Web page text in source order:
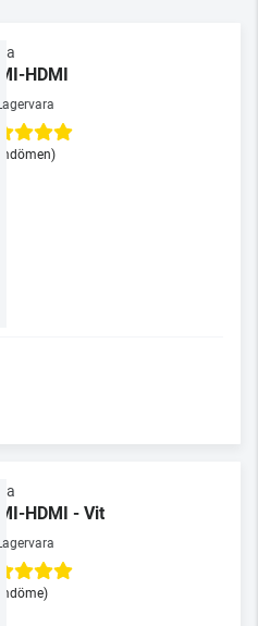
HDMI
HDMI - Vit